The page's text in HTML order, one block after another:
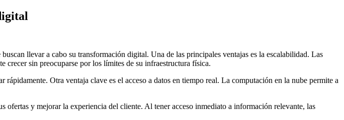
llevar a cabo su transformación digital. Una de las principales ventajas es la escalabilidad. Las
crecer sin preocuparse por los límites de su infraestructura física.
Otra ventaja clave es el acceso a datos en tiempo real. La computación en la nube permite a
ofertas y mejorar la experiencia del cliente. Al tener acceso inmediato a información relevante, las